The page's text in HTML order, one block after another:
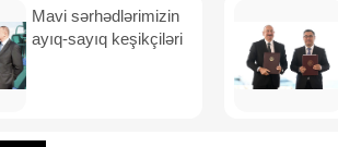
Mavi sərhədlərimizin
ayıq-sayıq keşikçiləri